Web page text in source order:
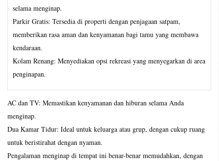
selama menginap.
Parkir Gratis: Tersedia di properti dengan penjagaan satpam,
memberikan rasa aman dan kenyamanan bagi tamu yang membawa
kendaraan.
Kolam Renang: Menyediakan opsi rekreasi yang menyegarkan di area
penginapan.
AC dan TV: Memastikan kenyamanan dan hiburan selama Anda
menginap.
Dua Kamar Tidur: Ideal untuk keluarga atau grup, dengan cukup ruang
untuk beristirahat dengan nyaman.
Pengalaman menginap di tempat ini benar-benar memudahkan, dengan